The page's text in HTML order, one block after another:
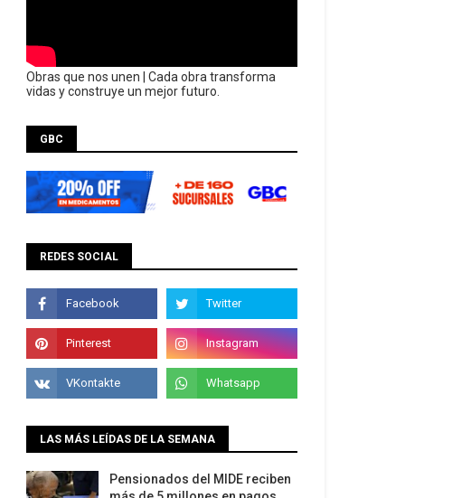
Obras que nos unen | Cada obra transforma
vidas y construye un mejor futuro.
GBC
REDES SOCIAL
LAS MÁS LEÍDAS DE LA SEMANA
Pensionados del MIDE reciben